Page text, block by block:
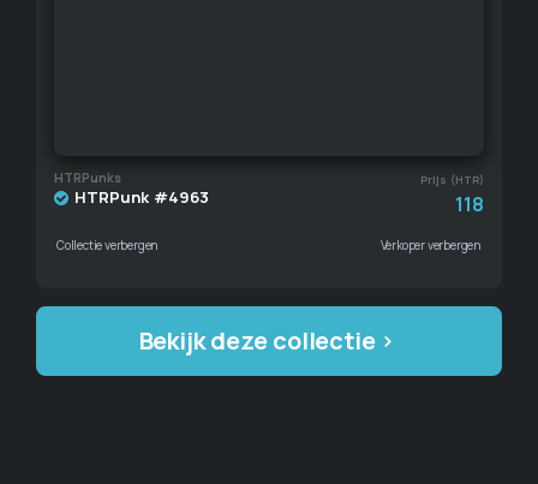
HTRPunks Prijs (HTR)
HTRPunk #4963 118
Collectie verbergen Verkoper verbergen
Bekijk deze collectie